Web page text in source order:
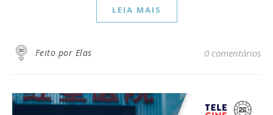
LEIA MAIS
Feito por Elas 0 comentários